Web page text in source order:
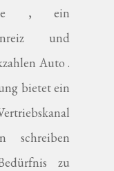
, ein
und
Auto .
bietet ein
schreiben
zu